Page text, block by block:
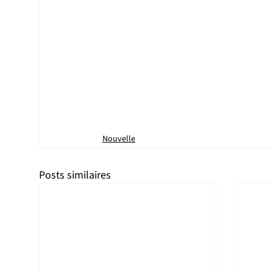
Nouvelle
Posts similaires